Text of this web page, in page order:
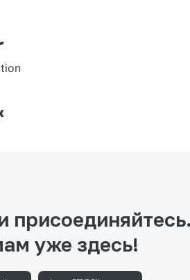
присоединяйтесь.
уже здесь!